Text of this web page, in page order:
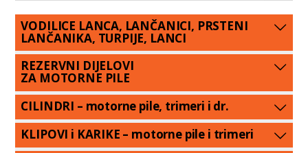
VODILICE LANCA, LANČANICI, PRSTENI
LANČANIKA, TURPIJE, LANCI
REZERVNI DIJELOVI
ZA MOTORNE PILE
CILINDRI – motorne pile, trimeri i dr.
KLIPOVI i KARIKE – motorne pile i trimeri